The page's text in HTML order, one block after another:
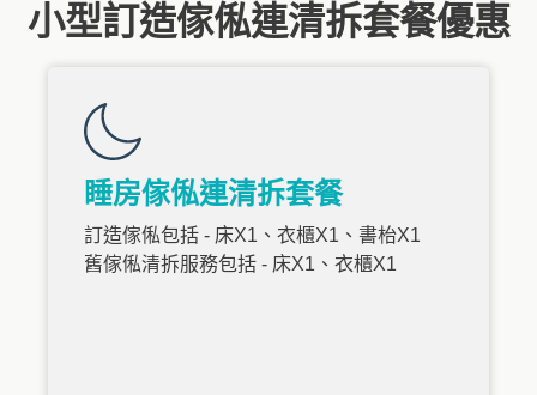
小型訂造傢俬連清拆套餐優惠
睡房傢俬連清拆套餐
訂造傢俬包括 - 床X1、衣櫃X1、書枱X1
舊傢俬清拆服務包括 - 床X1、衣櫃X1